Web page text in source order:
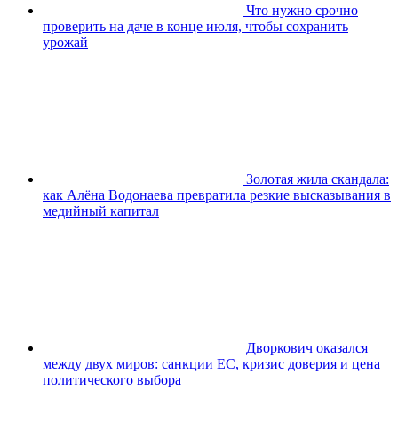
Что нужно срочно
проверить на даче в конце июля, чтобы сохранить
урожай
Золотая жила скандала:
как Алёна Водонаева превратила резкие высказывания в
медийный капитал
Дворкович оказался
между двух миров: санкции ЕС, кризис доверия и цена
политического выбора